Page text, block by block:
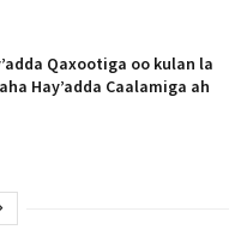
Qaxootiga oo kulan la
Hay’adda Caalamiga ah